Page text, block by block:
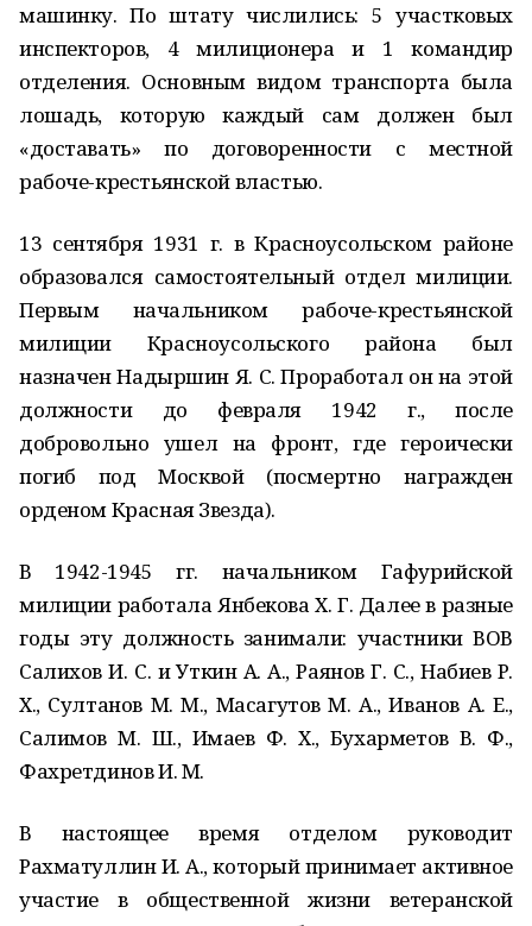
машинку. По штату числились: 5 участковых
инспекторов, 4 милиционера и 1 командир
отделения. Основным видом транспорта была
лошадь, которую каждый сам должен был
«доставать» по договоренности с местной
рабоче-крестьянской властью.
13 сентября 1931 г. в Красноусольском районе
образовался самостоятельный отдел милиции.
Первым начальником рабоче-крестьянской
милиции Красноусольского района был
назначен Надыршин Я. С. Проработал он на этой
должности до февраля 1942 г., после
добровольно ушел на фронт, где героически
погиб под Москвой (посмертно награжден
орденом Красная Звезда).
В 1942-1945 гг. начальником Гафурийской
милиции работала Янбекова Х. Г. Далее в разные
годы эту должность занимали: участники ВОВ
Салихов И. С. и Уткин А. А., Раянов Г. С., Набиев Р.
Х., Султанов М. М., Масагутов М. А., Иванов А. Е.,
Салимов М. Ш., Имаев Ф. Х., Бухарметов В. Ф.,
Фахретдинов И. М.
В настоящее время отделом руководит
Рахматуллин И. А., который принимает активное
участие в общественной жизни ветеранской